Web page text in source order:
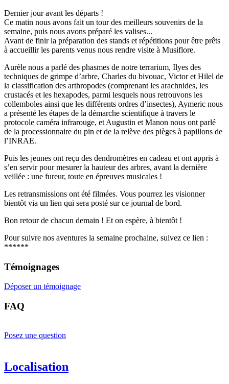
Dernier jour avant les départs !
Ce matin nous avons fait un tour des meilleurs souvenirs de la
semaine, puis nous avons préparé les valises...
Avant de finir la préparation des stands et répétitions pour être prêts
à accueillir les parents venus nous rendre visite à Musiflore.
Aurèle nous a parlé des phasmes de notre terrarium, Ilyes des
techniques de grimpe d’arbre, Charles du bivouac, Victor et Hilel de
la classification des arthropodes (comprenant les arachnides, les
crustacés et les hexapodes, parmi lesquels nous retrouvons les
collemboles ainsi que les différents ordres d’insectes), Aymeric nous
a présenté les étapes de la démarche scientifique à travers le
protocole caméra infrarouge, et Augustin et Manon nous ont parlé
de la processionnaire du pin et de la relève des pièges à papillons de
l’INRAE.
Puis les jeunes ont reçu des dendromètres en cadeau et ont appris à
s’en servir pour mesurer la hauteur des arbres, avant la dernière
veillée : une fureur, toute en épreuves musicales !
Les retransmissions ont été filmées. Vous pourrez les visionner
bientôt via un lien qui sera posté sur ce journal de bord.
Bon retour de chacun demain ! Et on espère, à bientôt !
Pour suivre nos aventures la semaine prochaine, suivez ce lien :
******
Témoignages
Déposer un témoignage
FAQ
Posez une question
Localisation